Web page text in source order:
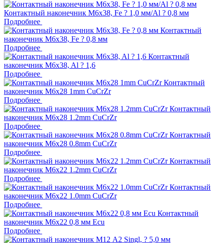
Контактный наконечник M6x38, Fe ? 1,0 мм/Al ? 0,8 мм
Подробнее
Контактный
наконечник M6x38, Fe ? 0,8 мм
Подробнее
Контактный
наконечник M6x38, Al ? 1,6
Подробнее
Контактный
наконечник M6x28 1mm CuCrZr
Подробнее
Контактный
наконечник M6x28 1.2mm CuCrZr
Подробнее
Контактный
наконечник M6x28 0.8mm CuCrZr
Подробнее
Контактный
наконечник M6x22 1.2mm CuCrZr
Подробнее
Контактный
наконечник M6x22 1.0mm CuCrZr
Подробнее
Контактный
наконечник M6x22 0,8 мм Ecu
Подробнее